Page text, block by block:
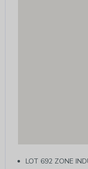
LOT 692 ZONE